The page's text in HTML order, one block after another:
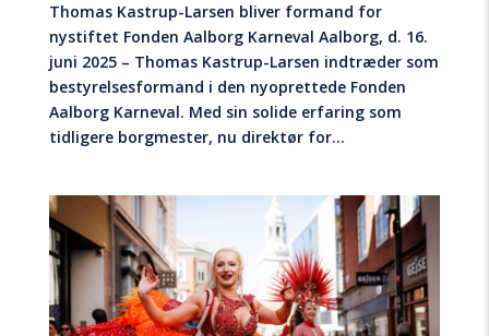
Thomas Kastrup-Larsen bliver formand for
nystiftet Fonden Aalborg Karneval Aalborg, d. 16.
juni 2025 – Thomas Kastrup-Larsen indtræder som
bestyrelsesformand i den nyoprettede Fonden
Aalborg Karneval. Med sin solide erfaring som
tidligere borgmester, nu direktør for...